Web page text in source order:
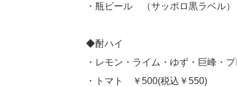
・瓶ビール （サッポロ黒ラベル
◆酎ハイ
・レモン・ライム・ゆず・巨峰・
・トマト ￥500(税込￥550)